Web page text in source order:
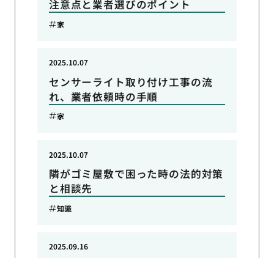
注意点と業者選びのポイント
家
センサーライト取り付け工事の流
れ、業者依頼時の手順
2025.10.07
家
隣がゴミ屋敷で困った時の法的対策
と相談先
2025.10.07
知識
2025.09.16